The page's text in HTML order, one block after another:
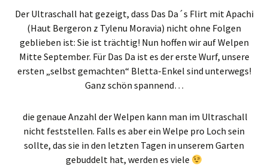
Der Ultraschall hat gezeigt, dass Das Da´s Flirt mit Apachi
(Haut Bergeron z Tylenu Moravia) nicht ohne Folgen
geblieben ist: Sie ist trächtig! Nun hoffen wir auf Welpen
Mitte September. Für Das Da ist es der erste Wurf, unsere
ersten „selbst gemachten“ Bletta-Enkel sind unterwegs!
Ganz schön spannend…
die genaue Anzahl der Welpen kann man im Ultraschall
nicht feststellen. Falls es aber ein Welpe pro Loch sein
sollte, das sie in den letzten Tagen in unserem Garten
gebuddelt hat, werden es viele